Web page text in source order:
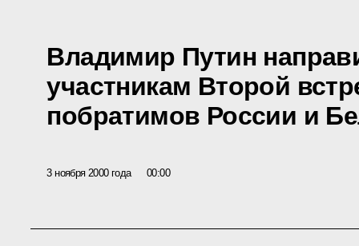
Владимир Путин
участникам Второй
побратимов России и
3 ноября 2000 года 00:00